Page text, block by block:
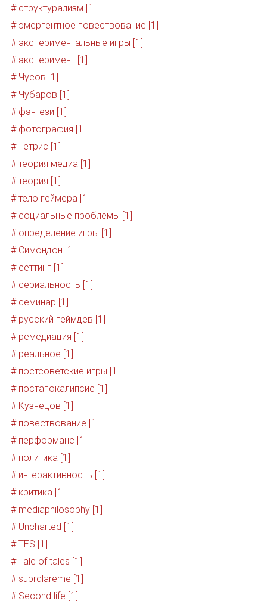
# структурализм [1]
# эмергентное повествование [1]
# экспериментальные игры [1]
# эксперимент [1]
# Чусов [1]
# Чубаров [1]
# фэнтези [1]
# фотография [1]
# Тетрис [1]
# теория медиа [1]
# теория [1]
# тело геймера [1]
# социальные проблемы [1]
# определение игры [1]
# Симондон [1]
# сеттинг [1]
# сериальность [1]
# семинар [1]
# русский геймдев [1]
# ремедиация [1]
# реальное [1]
# постсоветские игры [1]
# постапокалипсис [1]
# Кузнецов [1]
# повествование [1]
# перформанс [1]
# политика [1]
# интерактивность [1]
# критика [1]
# mediaphilosophy [1]
# Uncharted [1]
# TES [1]
# Tale of tales [1]
# suprdlareme [1]
# Second life [1]